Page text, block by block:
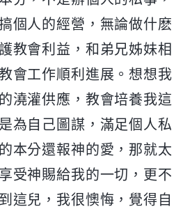
個人的經營，無論做什麽
教會利益，和弟兄姊妹相
會工作順利進展。想想我
澆灌供應，教會培養我這
為自己圖謀，滿足個人私
本分還報神的愛，那就太
受神賜給我的一切，更不
這兒，我很懊悔，覺得自